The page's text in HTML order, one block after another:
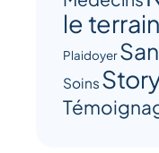
le terrain
Plaidoyer
Soins